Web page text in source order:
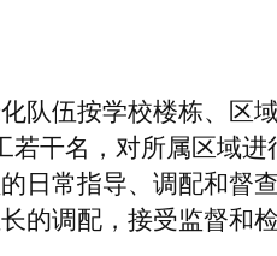
队伍按学校楼栋、区
若干名，对所属区域进
日常指导、调配和督
的调配，接受监督和